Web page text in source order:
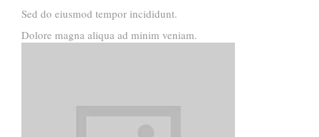
Sed do eiusmod tempor incididunt.
Dolore magna aliqua ad minim veniam.